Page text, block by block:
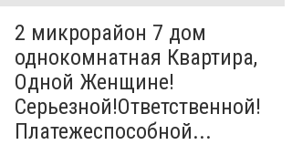
2 микрорайон 7 дом
однокомнатная Квартира,
Одной Женщине!
Серьезной!Ответственной!
Платежеспособной...